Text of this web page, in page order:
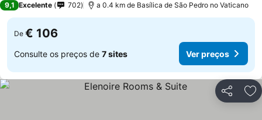
9,1 Excelente 702 a 0.4 km de Basílica de São Pedro no Vaticano
De € 106
Consulte os preços de 7 sites Ver preços
Partilhar